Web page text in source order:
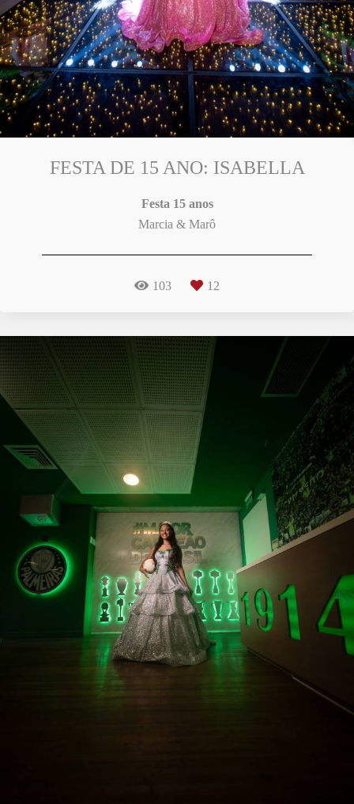
FESTA DE 15 ANO: ISABELLA
Festa 15 anos
Marcia & Marô
103 12